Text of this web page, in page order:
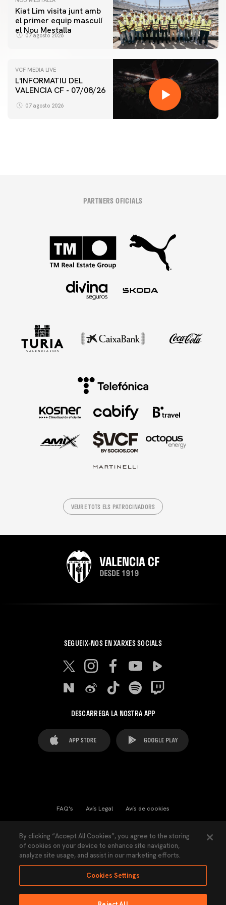
Kiat Lim visita junt amb
el primer equip masculí
el Nou Mestalla
07 agosto 2026
VCF MEDIA LIVE
L'INFORMATIU DEL
VALENCIA CF - 07/08/26
07 agosto 2026
PRIMER EQUIP
ENTRENAMENT DEL VALENCIA CF 7/8/2026
PARTNERS OFICIALS
VEURE TOTS ELS PATROCINADORS
SEGUEIX-NOS EN XARXES SOCIALS
DESCARREGA LA NOSTRA APP
FAQ's Avís Legal Avís de cookies
Llei de Transparència Política de Privacitat
Accessibilitat
By clicking “Accept All Cookies”, you agree to the storing
of cookies on your device to enhance site navigation,
analyze site usage, and assist in our marketing efforts.
Cookies Settings